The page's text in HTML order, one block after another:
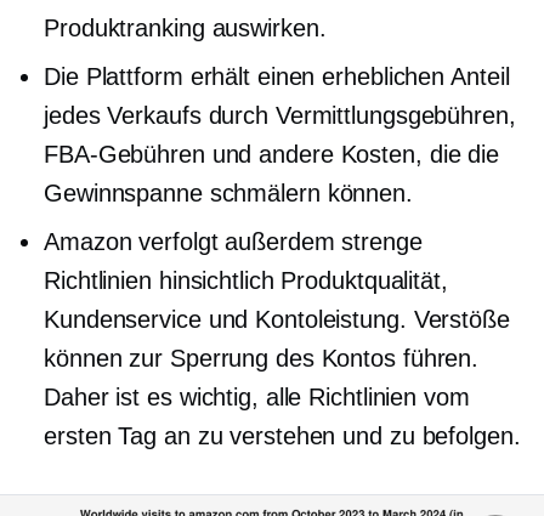
Produktranking auswirken.
Die Plattform erhält einen erheblichen Anteil
jedes Verkaufs durch Vermittlungsgebühren,
FBA-Gebühren und andere Kosten, die die
Gewinnspanne schmälern können.
Amazon verfolgt außerdem strenge
Richtlinien hinsichtlich Produktqualität,
Kundenservice und Kontoleistung. Verstöße
können zur Sperrung des Kontos führen.
Daher ist es wichtig, alle Richtlinien vom
ersten Tag an zu verstehen und zu befolgen.